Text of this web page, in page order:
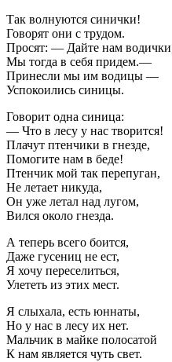
Так волнуются синички!
Говорят они с трудом.
Просят: — Дайте нам
Мы тогда в себя придем.—
Принесли мы им водицы —
Успокоились синицы.
Говорит одна синица:
— Что в лесу у нас творится!
Плачут птенчики в гнезде,
Помогите нам в беде!
Птенчик мой так перепуган,
Не летает никуда,
Он уже летал над лугом,
Вился около гнезда.
А теперь всего боится,
Даже гусениц не ест,
Я хочу переселиться,
Улететь из этих мест.
Я слыхала, есть юннаты,
Но у нас в лесу их нет.
Мальчик в майке полосатой
К нам является чуть свет.